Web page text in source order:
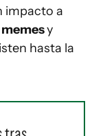
impacto a
memesy
hasta la